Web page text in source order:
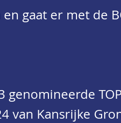
gaat er met de
genomineerde
van Kansrijke